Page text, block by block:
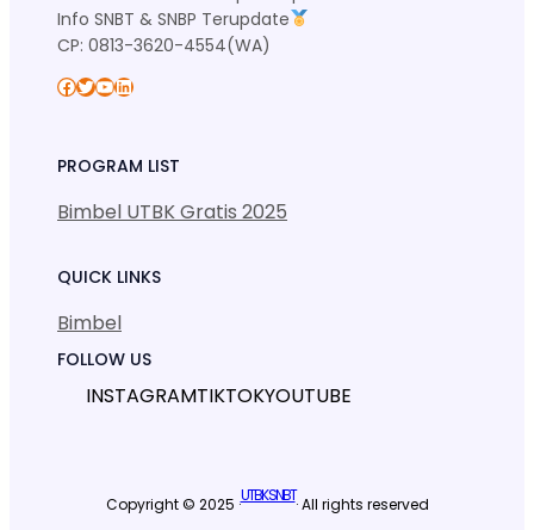
Info SNBT & SNBP Terupdate
CP: 0813-3620-4554(WA)
Facebook Twitter YouTube LinkedIn
PROGRAM LIST
Bimbel UTBK Gratis 2025
QUICK LINKS
Bimbel
FOLLOW US
INSTAGRAMTIKTOKYOUTUBE
Copyright © 2025 ·UTBK SNBT· All rights reserved